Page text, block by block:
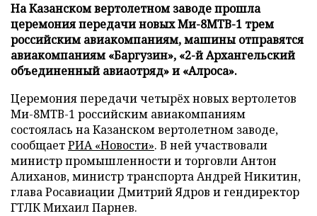
На Казанском вертолетном заводе прошла
церемония передачи новых Ми-8МТВ-1 трем
российским авиакомпаниям, машины отправятся
авиакомпаниям «Баргузин», «2-й Архангельский
объединенный авиаотряд» и «Алроса».
Церемония передачи четырёх новых вертолетов
Ми-8МТВ-1 российским авиакомпаниям
состоялась на Казанском вертолетном заводе,
сообщаетРИА «Новости». В ней участвовали
министр промышленности и торговли Антон
Алиханов, министр транспорта Андрей Никитин,
глава Росавиации Дмитрий Ядров и гендиректор
ГТЛК Михаил Парнев.